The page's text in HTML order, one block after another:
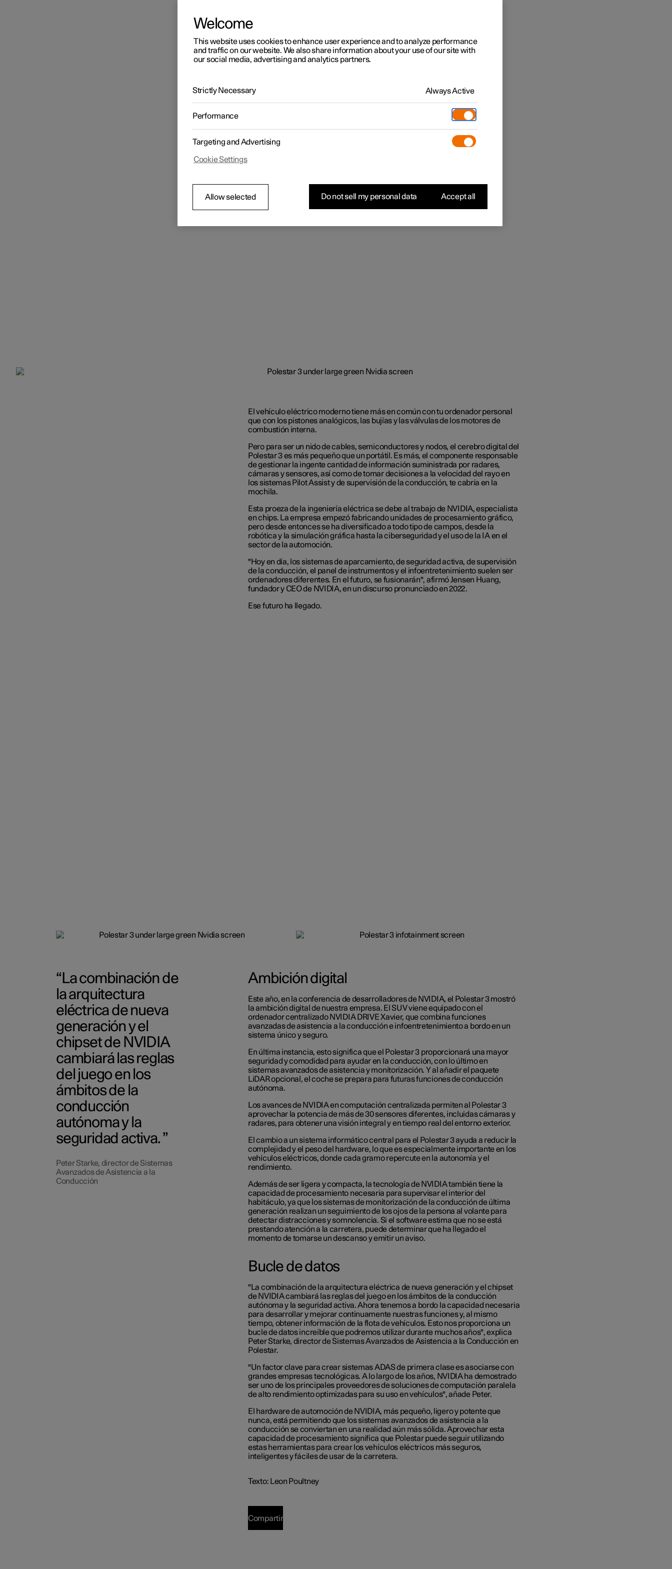
El vehículo eléctrico moderno tiene más en común con tu ordenador personal
que con los pistones analógicos, las bujías y las válvulas de los motores de
combustión interna.
Pero para ser un nido de cables, semiconductores y nodos, el cerebro digital del
Polestar 3 es más pequeño que un portátil. Es más, el componente responsable
de gestionar la ingente cantidad de información suministrada por radares,
cámaras y sensores, así como de tomar decisiones a la velocidad del rayo en
los sistemas Pilot Assist y de supervisión de la conducción, te cabría en la
mochila.
Esta proeza de la ingeniería eléctrica se debe al trabajo de NVIDIA, especialista
en chips. La empresa empezó fabricando unidades de procesamiento gráfico,
pero desde entonces se ha diversificado a todo tipo de campos, desde la
robótica y la simulación gráfica hasta la ciberseguridad y el uso de la IA en el
sector de la automoción.
"Hoy en día, los sistemas de aparcamiento, de seguridad activa, de supervisión
de la conducción, el panel de instrumentos y el infoentretenimiento suelen ser
ordenadores diferentes. En el futuro, se fusionarán", afirmó Jensen Huang,
fundador y CEO de NVIDIA, en un discurso pronunciado en 2022.
Ese futuro ha llegado.
La combinación de
la arquitectura
eléctrica de nueva
generación y el
chipset de NVIDIA
cambiará las reglas
del juego en los
ámbitos de la
conducción
autónoma y la
seguridad activa.
Peter Starke, director de Sistemas
Avanzados de Asistencia a la
Conducción
Ambición digital
Este año, en la conferencia de desarrolladores de NVIDIA, el Polestar 3 mostró
la ambición digital de nuestra empresa. El SUV viene equipado con el
ordenador centralizado NVIDIA DRIVE Xavier, que combina funciones
avanzadas de asistencia a la conducción e infoentretenimiento a bordo en un
sistema único y seguro.
En última instancia, esto significa que el Polestar 3 proporcionará una mayor
seguridad y comodidad para ayudar en la conducción, con lo último en
sistemas avanzados de asistencia y monitorización. Y al añadir el paquete
LiDAR opcional, el coche se prepara para futuras funciones de conducción
autónoma.
Los avances de NVIDIA en computación centralizada permiten al Polestar 3
aprovechar la potencia de más de 30 sensores diferentes, incluidas cámaras y
radares, para obtener una visión integral y en tiempo real del entorno exterior.
El cambio a un sistema informático central para el Polestar 3 ayuda a reducir la
complejidad y el peso del hardware, lo que es especialmente importante en los
vehículos eléctricos, donde cada gramo repercute en la autonomía y el
rendimiento.
Además de ser ligera y compacta, la tecnología de NVIDIA también tiene la
capacidad de procesamiento necesaria para supervisar el interior del
habitáculo, ya que los sistemas de monitorización de la conducción de última
generación realizan un seguimiento de los ojos de la persona al volante para
detectar distracciones y somnolencia. Si el software estima que no se está
prestando atención a la carretera, puede determinar que ha llegado el
momento de tomarse un descanso y emitir un aviso.
Bucle de datos
"La combinación de la arquitectura eléctrica de nueva generación y el chipset
de NVIDIA cambiará las reglas del juego en los ámbitos de la conducción
autónoma y la seguridad activa. Ahora tenemos a bordo la capacidad necesaria
para desarrollar y mejorar continuamente nuestras funciones y, al mismo
tiempo, obtener información de la flota de vehículos. Esto nos proporciona un
bucle de datos increíble que podremos utilizar durante muchos años", explica
Peter Starke, director de Sistemas Avanzados de Asistencia a la Conducción en
Polestar.
"Un factor clave para crear sistemas ADAS de primera clase es asociarse con
grandes empresas tecnológicas. A lo largo de los años, NVIDIA ha demostrado
ser uno de los principales proveedores de soluciones de computación paralela
de alto rendimiento optimizadas para su uso en vehículos", añade Peter.
El hardware de automoción de NVIDIA, más pequeño, ligero y potente que
nunca, está permitiendo que los sistemas avanzados de asistencia a la
conducción se conviertan en una realidad aún más sólida. Aprovechar esta
capacidad de procesamiento significa que Polestar puede seguir utilizando
estas herramientas para crear los vehículos eléctricos más seguros,
inteligentes y fáciles de usar de la carretera.
Texto: Leon Poultney
Compartir
Welcome
This website uses cookies to enhance user experience and to analyze performance
and traffic on our website. We also share information about your use of our site with
our social media, advertising and analytics partners.
Strictly Necessary Always Active
Performance
Targeting and Advertising
Cookie Settings
Allow selected Do not sell my personal data Accept all